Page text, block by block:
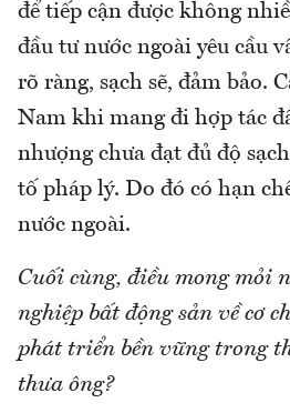
để tiếp cận được không
đầu tư nước ngoài yêu cầu
rõ ràng, sạch sẽ, đảm bảo.
Nam khi mang đi hợp tác
nhượng chưa đạt đủ độ
tố pháp lý. Do đó có hạn
nước ngoài.
Cuối cùng, điều mong mỏi
nghiệp bất động sản về cơ
phát triển bền vững trong
thưa ông?